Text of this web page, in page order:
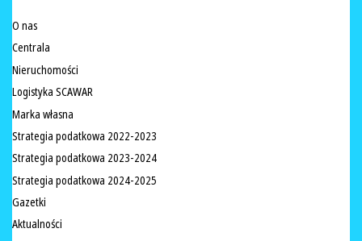
O nas
Centrala
Nieruchomości
Logistyka SCAWAR
Marka własna
Strategia podatkowa 2022-2023
Strategia podatkowa 2023-2024
Strategia podatkowa 2024-2025
Gazetki
Aktualności